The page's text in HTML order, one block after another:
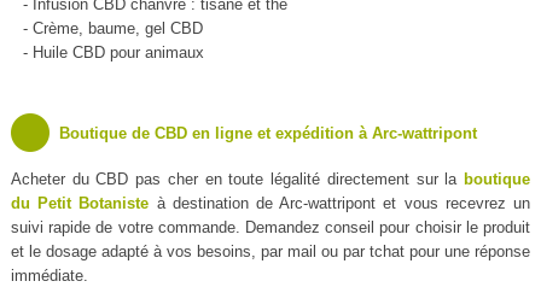
- Infusion CBD chanvre : tisane et thé
- Crème, baume, gel CBD
- Huile CBD pour animaux
Boutique de CBD en ligne et expédition à Arc-wattripont
Acheter du CBD pas cher en toute légalité directement sur la boutique
du Petit Botaniste à destination de Arc-wattripont et vous recevrez un
suivi rapide de votre commande. Demandez conseil pour choisir le produit
et le dosage adapté à vos besoins, par mail ou par tchat pour une réponse
immédiate.